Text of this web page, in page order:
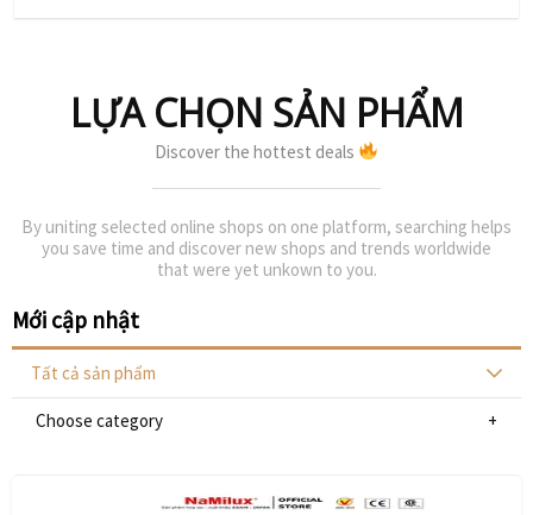
LỰA CHỌN SẢN PHẨM
Discover the hottest deals
By uniting selected online shops on one platform, searching helps
you save time and discover new shops and trends worldwide
that were yet unkown to you.
Mới cập nhật
Tất cả sản phẩm
Choose category